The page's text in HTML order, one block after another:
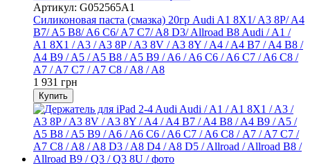
Артикул: G052565A1
Силиконовая паста (смазка) 20гр Audi A1 8X1/ A3 8P/ A4
B7/ A5 B8/ A6 C6/ A7 C7/ A8 D3/ Allroad B8 Audi / A1 /
A1 8X1 / A3 / A3 8P / A3 8V / A3 8Y / A4 / A4 B7 / A4 B8 /
A4 B9 / A5 / A5 B8 / A5 B9 / A6 / A6 C6 / A6 C7 / A6 С8 /
A7 / A7 C7 / A7 C8 / A8 / A8
1 931 грн
Купить